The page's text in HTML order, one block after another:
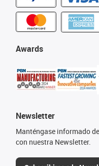
Awards
Newsletter
Manténgase informado
con nuestra Newsletter.